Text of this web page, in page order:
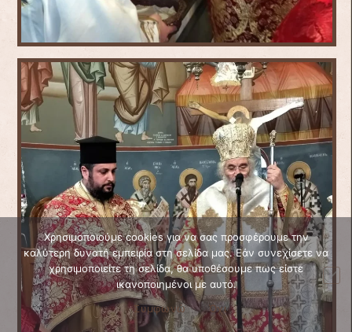
Χρησιμοποιούμε cookies για να σας προσφέρουμε την
καλύτερη δυνατή εμπειρία στη σελίδα μας. Εάν συνεχίσετε να
χρησιμοποιείτε τη σελίδα, θα υποθέσουμε πως είστε
ικανοποιημένοι με αυτό.
Συμφωνώ
Όχι